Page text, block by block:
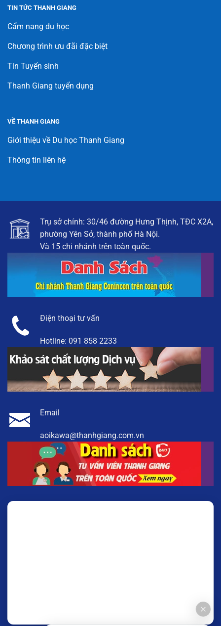
TIN TỨC THANH GIANG
Cẩm nang du học
Chương trình ưu đãi đặc biệt
Tin Tuyển sinh
Thanh Giang tuyển dụng
VỀ THANH GIANG
Giới thiệu về Du học Thanh Giang
Thông tin liên hệ
Trụ sở chính: 30/46 đường Hưng Thịnh, TĐC X2A,
phường Yên Sở, thành phố Hà Nội.
Và 15 chi nhánh trên toàn quốc.
Điện thoại tư vấn
Hotline: 091 858 2233
Email
aoikawa@thanhgiang.com.vn